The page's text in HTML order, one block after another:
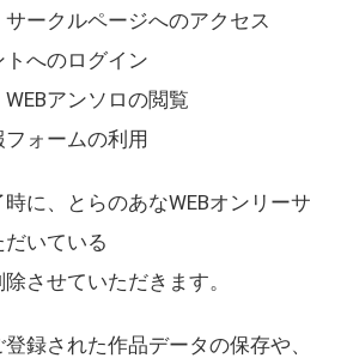
サークルページへのアクセス
トへのログイン
アンソロの閲覧
フォームの利用
に、とらのあなWEBオンリーサ
いている
させていただきます。
録された作品データの保存や、